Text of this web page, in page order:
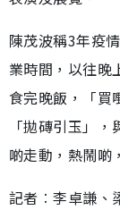
陳茂波稱3年疫
業時間，以往晚
食完晚飯，「買
「拋磚引玉」
啲走動，熱鬧啲
記者︰李卓謙、